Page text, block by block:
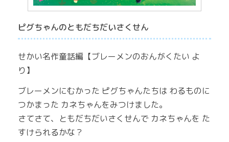
ピグちゃんのともだちだいさくせん
せかい名作童話編【ブレーメンのおんがくたい よ
り】
ブレーメンにむかった ピグちゃんたちは わるものに
つかまった カネちゃんをみつけました。
さてさて、ともだちだいさくせんで カネちゃんを た
すけられるかな？